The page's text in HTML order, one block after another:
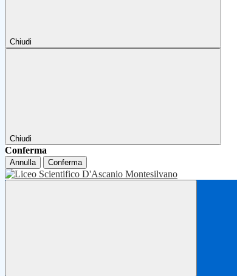
Chiudi
Chiudi
Conferma
Annulla Conferma